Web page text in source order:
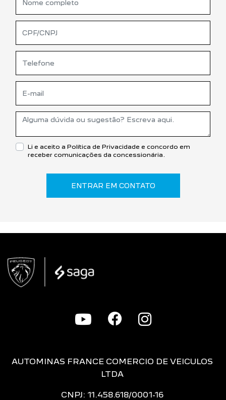
Li e aceito a Política de Privacidade e concordo em
receber comunicações da concessionária.
ENTRAR EM CONTATO
AUTOMINAS FRANCE COMERCIO DE VEICULOS
LTDA
CNPJ: 11.458.618/0001-16